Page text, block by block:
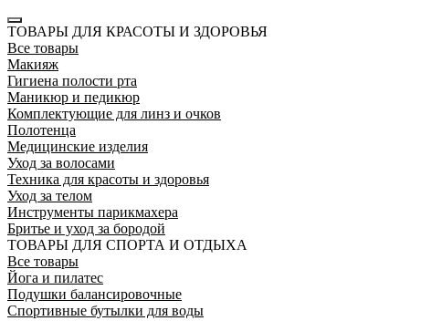
ТОВАРЫ ДЛЯ КРАСОТЫ И ЗДОРОВЬЯ
Все товары
Макияж
Гигиена полости рта
Маникюр и педикюр
Комплектующие для линз и очков
Полотенца
Медицинские изделия
Уход за волосами
Техника для красоты и здоровья
Уход за телом
Инструменты парикмахера
Бритье и уход за бородой
ТОВАРЫ ДЛЯ СПОРТА И ОТДЫХА
Все товары
Йога и пилатес
Подушки балансировочные
Спортивные бутылки для воды